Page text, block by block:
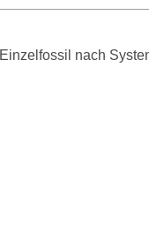
Einzelfossil nach